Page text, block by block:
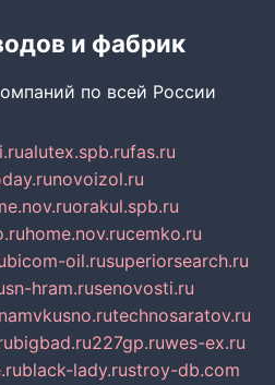
и фабрик
по всей России
alutex.spb.rufas.ru
novoizol.ru
orakul.spb.ru
home.nov.rucemko.ru
bicom-oil.rusuperiorsearch.ru
sn-hram.rusenovosti.ru
technosaratov.ru
bigbad.ru227gp.ruwes-ex.ru
black-lady.rustroy-db.com